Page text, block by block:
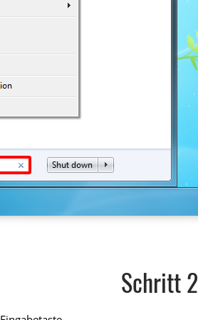
Schritt 2